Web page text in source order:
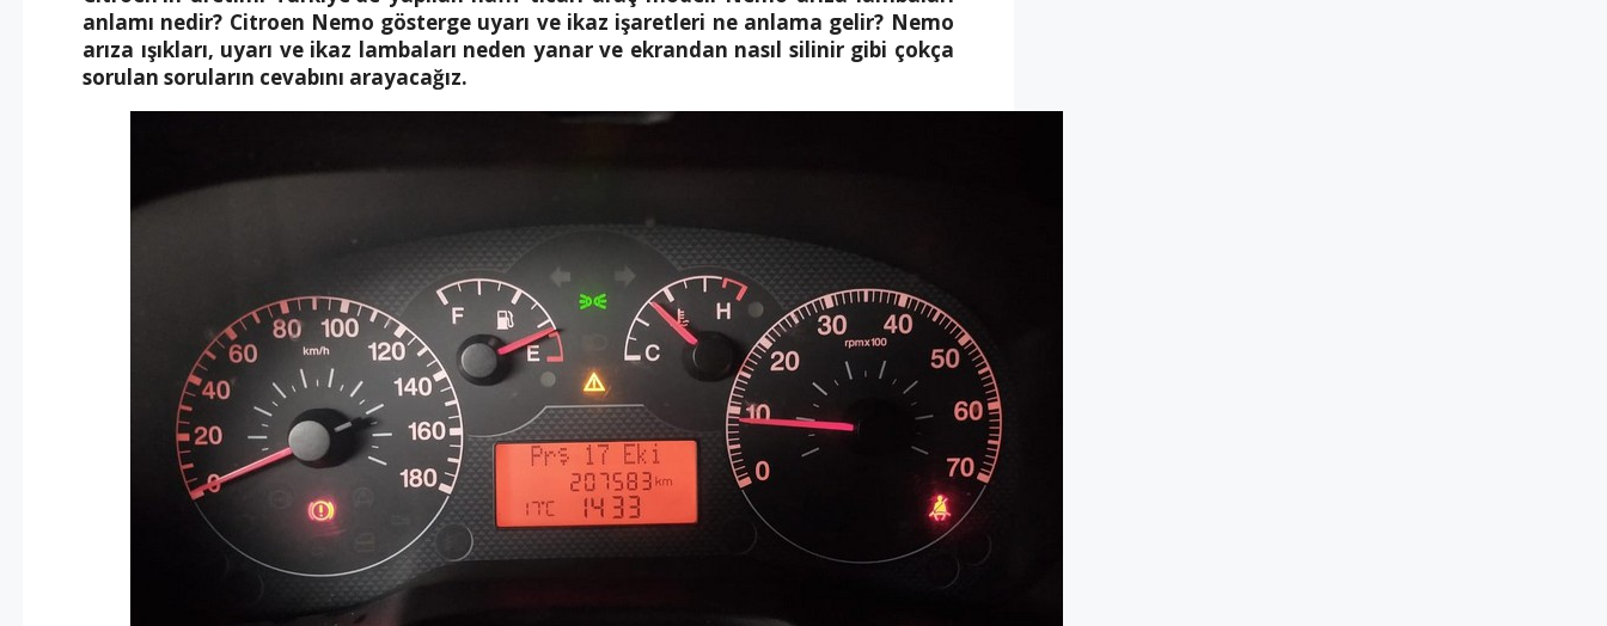
anlamı nedir? Citroen Nemo gösterge uyarı ve ikaz işaretleri ne anlama gelir? Nemo
arıza ışıkları, uyarı ve ikaz lambaları neden yanar ve ekrandan nasıl silinir gibi çokça
sorulan soruların cevabını arayacağız.